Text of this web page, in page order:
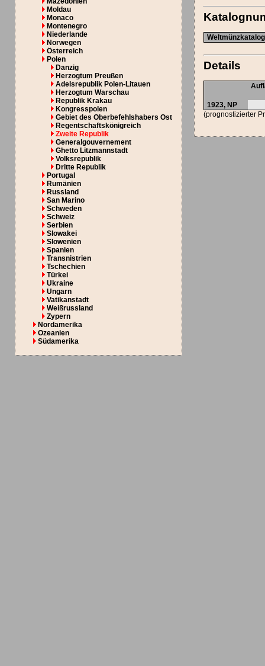
Moldau
Monaco
Montenegro
Niederlande
Norwegen
Österreich
Polen
Danzig
Herzogtum Preußen
Adelsrepublik Polen-Litauen
Herzogtum Warschau
Republik Krakau
Kongresspolen
Gebiet des Oberbefehlshabers Ost
Regentschaftskönigreich
Zweite Republik
Generalgouvernement
Ghetto Litzmannstadt
Volksrepublik
Dritte Republik
Portugal
Rumänien
Russland
San Marino
Schweden
Schweiz
Serbien
Slowakei
Slowenien
Spanien
Transnistrien
Tschechien
Türkei
Ukraine
Ungarn
Vatikanstadt
Weißrussland
Zypern
Nordamerika
Ozeanien
Südamerika
Details
1923, NP
(prognostizierter